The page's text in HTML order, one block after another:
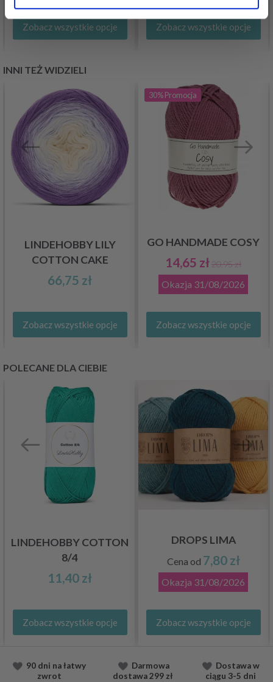
Zobacz wszystkie opcje Zobacz wszystkie opcje
INNI TEŻ WIDZIELI
LINDEHOBBY LILY
COTTON CAKE
66,75 zł
Zobacz wszystkie opcje
30%Promocja
GO HANDMADE COSY
14,65 zł20,95 zł
Okazja 31/08/2026
Zobacz wszystkie opcje
POLECANE DLA CIEBIE
LINDEHOBBY COTTON
8/4
11,40 zł
Zobacz wszystkie opcje
DROPS LIMA
Cena od 7,80 zł
Okazja 31/08/2026
Zobacz wszystkie opcje
90 dni na łatwy
zwrot
Darmowa
dostawa299 zł
Dostawaw
ciągu 3-5 dni